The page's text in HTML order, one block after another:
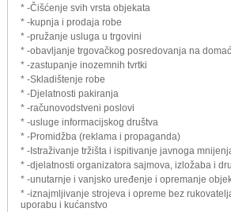
* -Čišćenje svih vrsta objekata
* -kupnja i prodaja robe
* -pružanje usluga u trgovini
* -obavljanje trgovačkog posredovanja na
* -zastupanje inozemnih tvrtki
* -Skladištenje robe
* -Djelatnosti pakiranja
* -računovodstveni poslovi
* -usluge informacijskog društva
* -Promidžba (reklama i propaganda)
* -Istraživanje tržišta i ispitivanje javnoga
* -djelatnosti organizatora sajmova, izložaba i
* -unutarnje i vanjsko uređenje i opremanje
* -iznajmljivanje strojeva i opreme bez
uporabu i kućanstvo